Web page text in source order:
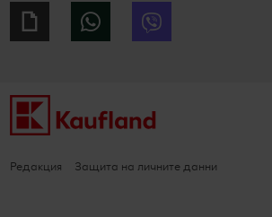
Giphy WhatsApp
Редакция Защита на личните данни